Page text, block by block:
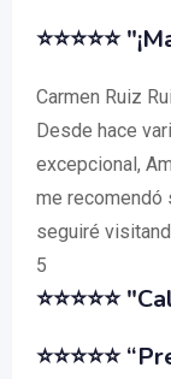
⭐⭐⭐⭐⭐
Carmen Ruiz
Desde hace
excepcional,
me recomendó
seguiré
5
⭐⭐⭐⭐⭐
⭐⭐⭐⭐⭐